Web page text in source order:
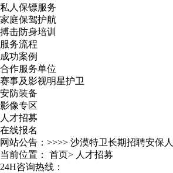
私人保镖服务
家庭保驾护航
搏击防身培训
服务流程
成功案例
合作服务单位
赛事及影视明星护卫
安防装备
影像专区
人才招募
在线报名
网站公告：>>>> 沙漠特卫长期招聘安保
当前位置： 首页> 人才招募
24H咨询热线：